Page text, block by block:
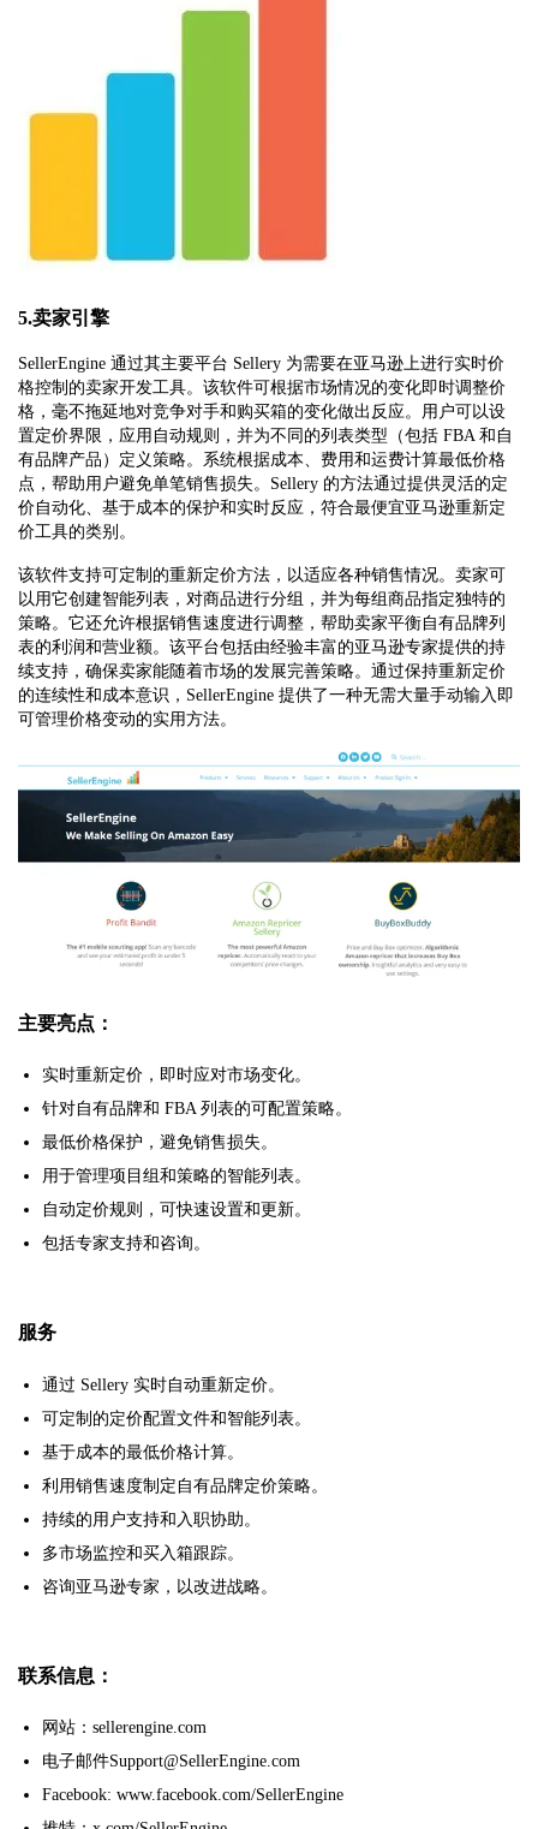
5.卖家引擎
SellerEngine 通过其主要平台 Sellery 为需要在亚马逊上进行实时价
格控制的卖家开发工具。该软件可根据市场情况的变化即时调整价
格，毫不拖延地对竞争对手和购买箱的变化做出反应。用户可以设
置定价界限，应用自动规则，并为不同的列表类型（包括 FBA 和自
有品牌产品）定义策略。系统根据成本、费用和运费计算最低价格
点，帮助用户避免单笔销售损失。Sellery 的方法通过提供灵活的定
价自动化、基于成本的保护和实时反应，符合最便宜亚马逊重新定
价工具的类别。
该软件支持可定制的重新定价方法，以适应各种销售情况。卖家可
以用它创建智能列表，对商品进行分组，并为每组商品指定独特的
策略。它还允许根据销售速度进行调整，帮助卖家平衡自有品牌列
表的利润和营业额。该平台包括由经验丰富的亚马逊专家提供的持
续支持，确保卖家能随着市场的发展完善策略。通过保持重新定价
的连续性和成本意识，SellerEngine 提供了一种无需大量手动输入即
可管理价格变动的实用方法。
主要亮点：
实时重新定价，即时应对市场变化。
针对自有品牌和 FBA 列表的可配置策略。
最低价格保护，避免销售损失。
用于管理项目组和策略的智能列表。
自动定价规则，可快速设置和更新。
包括专家支持和咨询。
服务
通过 Sellery 实时自动重新定价。
可定制的定价配置文件和智能列表。
基于成本的最低价格计算。
利用销售速度制定自有品牌定价策略。
持续的用户支持和入职协助。
多市场监控和买入箱跟踪。
咨询亚马逊专家，以改进战略。
联系信息：
网站：sellerengine.com
电子邮件Support@SellerEngine.com
Facebook: www.facebook.com/SellerEngine